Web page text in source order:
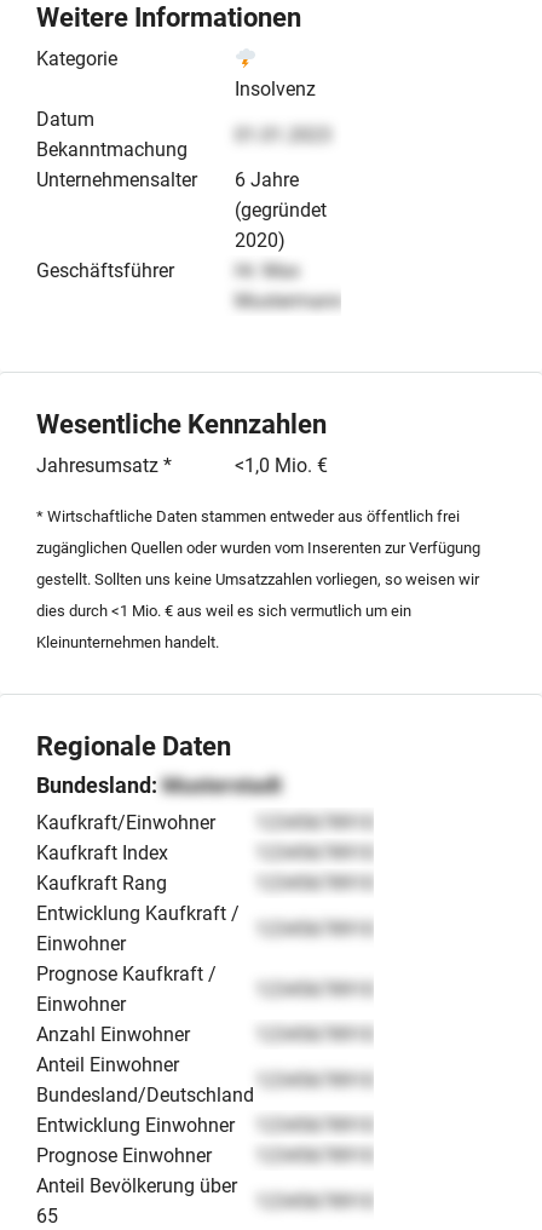
Weitere Informationen
Kategorie
Insolvenz
Datum
Bekanntmachung
Unternehmensalter
6 Jahre
(gegründet
2020)
Geschäftsführer
Hr. Max
Mustermann
Wesentliche Kennzahlen
Jahresumsatz * <1,0 Mio. €
* Wirtschaftliche Daten stammen entweder aus öffentlich frei
zugänglichen Quellen oder wurden vom Inserenten zur Verfügung
gestellt. Sollten uns keine Umsatzzahlen vorliegen, so weisen wir
dies durch <1 Mio. € aus weil es sich vermutlich um ein
Kleinunternehmen handelt.
Regionale Daten
Bundesland: Musterstadt
Kaufkraft/Einwohner
12345678910
Kaufkraft Index
12345678910
Kaufkraft Rang
12345678910
Entwicklung Kaufkraft /
Einwohner
12345678910
Prognose Kaufkraft /
Einwohner
12345678910
Anzahl Einwohner
12345678910
Anteil Einwohner
Bundesland/Deutschland
12345678910
Entwicklung Einwohner
12345678910
Prognose Einwohner
12345678910
Anteil Bevölkerung über
65
12345678910